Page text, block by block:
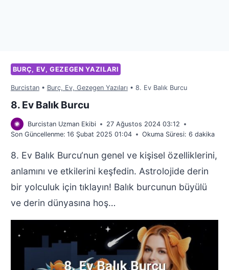
BURÇ, EV, GEZEGEN YAZILARI
Burcistan• Burç, Ev, Gezegen Yazıları • 8. Ev Balık Burcu
8. Ev Balık Burcu
Burcistan Uzman Ekibi
27 Ağustos 2024 03:12
Son Güncellenme: 16 Şubat 2025 01:04 Okuma Süresi: 6 dakika
8. Ev Balık Burcu‘nun genel ve kişisel özelliklerini,
anlamını ve etkilerini keşfedin. Astrolojide derin
bir yolculuk için tıklayın! Balık burcunun büyülü
ve derin dünyasına hoş…